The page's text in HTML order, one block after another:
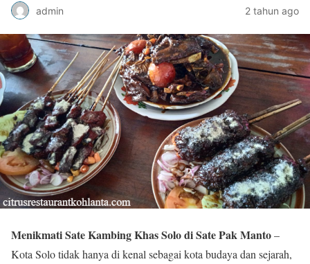
admin 2 tahun ago
Menikmati Sate Kambing Khas Solo di Sate Pak Manto–
Kota Solo tidak hanya di kenal sebagai kota budaya dan sejarah,